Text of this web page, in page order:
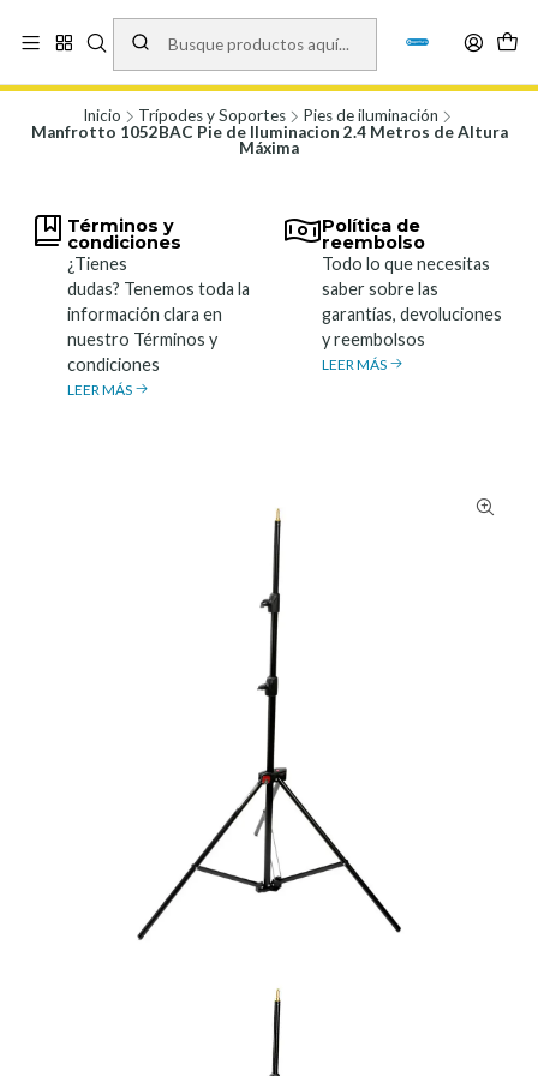
Vísita nuestro local en Los Agustinos 5478, Ñuñoa. Lunes a Viernes 9.30 a
19.00, Sábados 10:00 a 19:00 y Domingos de 10:00 a 17:00
Inicio Trípodes y Soportes
Pies de iluminación
Manfrotto 1052BAC Pie de Iluminacion 2.4 Metros de Altura
Máxima
Términos y
condiciones
¿Tienes
dudas? Tenemos toda la
información clara en
nuestro Términos y
condiciones
LEER MÁS
Política de
reembolso
Todo lo que necesitas
saber sobre las
garantías, devoluciones
y reembolsos
LEER MÁS